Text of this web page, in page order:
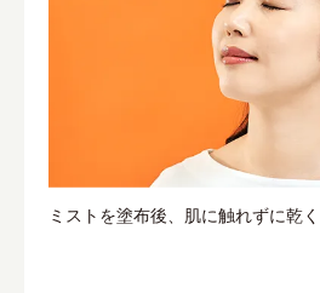
ミストを塗布後、肌に触れずに乾